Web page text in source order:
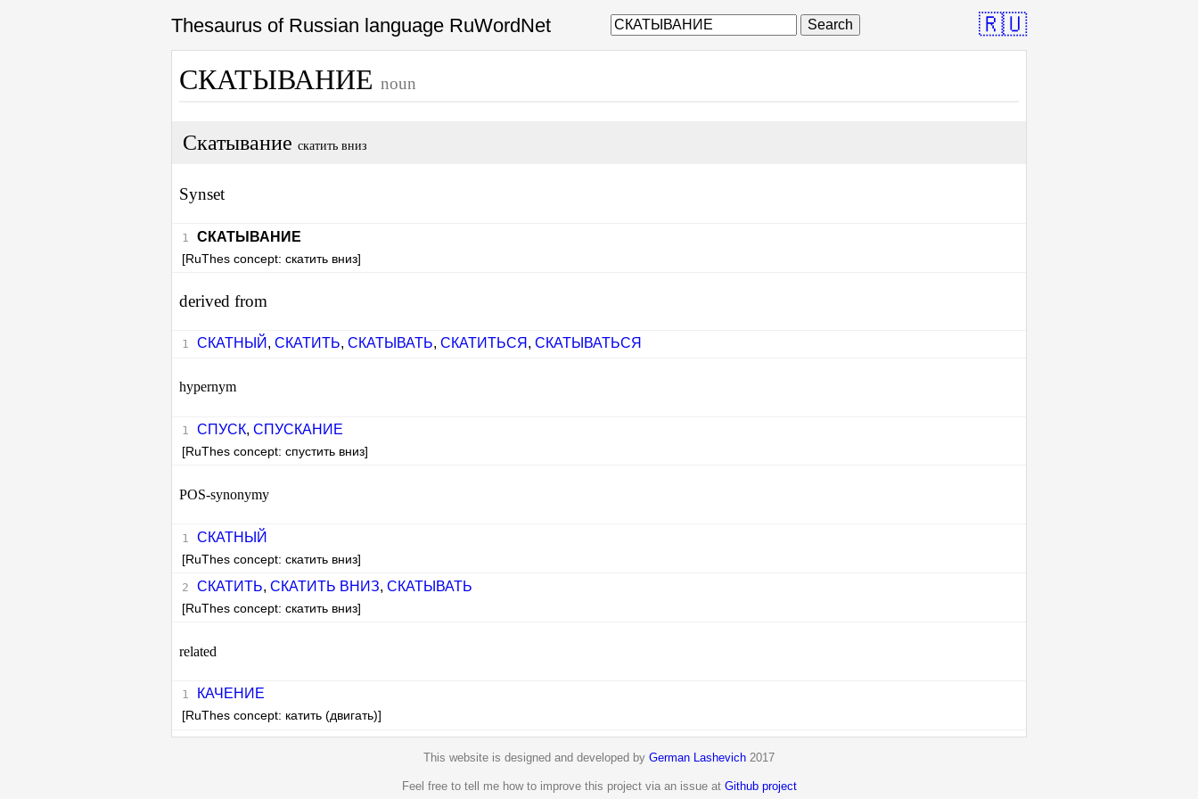
Thesaurus of Russian language RuWordNet Search 🇷🇺
СКАТЫВАНИЕ noun
Скатывание скатить вниз
Synset
СКАТЫВАНИЕ
[RuThes concept: скатить вниз]
derived from
СКАТНЫЙ , СКАТИТЬ, СКАТЫВАТЬ, СКАТИТЬСЯ , СКАТЫВАТЬСЯ
hypernym
СПУСК, СПУСКАНИЕ
[RuThes concept: спустить вниз]
POS-synonymy
СКАТНЫЙ
[RuThes concept: скатить вниз]
СКАТИТЬ, СКАТИТЬ ВНИЗ, СКАТЫВАТЬ
[RuThes concept: скатить вниз]
related
КАЧЕНИЕ
[RuThes concept: катить (двигать)]
This website is designed and developed by German Lashevich 2017
Feel free to tell me how to improve this project via an issue at Github project